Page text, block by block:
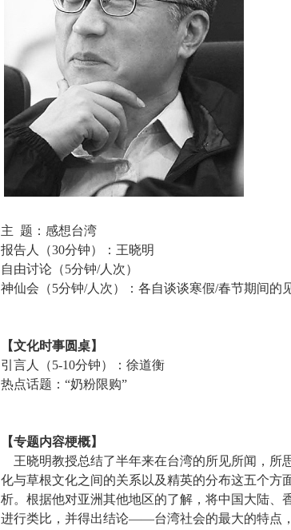
主 题：感想台湾
报告人（30分钟）：王晓明
自由讨论（5分钟/人次）
神仙会（5分钟/人次）：各自谈谈寒假/春节期间的
【文化时事圆桌】
引言人（5-10分钟）：徐道衡
热点话题：“奶粉限购”
【专题内容梗概】
王晓明教授总结了半年来在台湾的所见所闻，所
化与草根文化之间的关系以及精英的分布这五个方
析。根据他对亚洲其他地区的了解，将中国大陆、
进行类比，并得出结论——台湾社会的最大的特点